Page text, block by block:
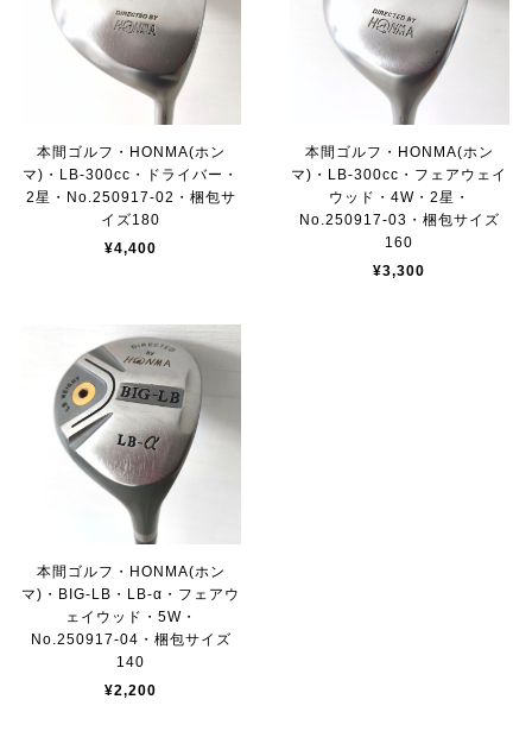
本間ゴルフ・HONMA(ホン
マ)・LB-300cc・ドライバー・
2星・No.250917-02・梱包サ
イズ180
¥4,400
本間ゴルフ・HONMA(ホン
マ)・LB-300cc・フェアウェイ
ウッド・4W・2星・
No.250917-03・梱包サイズ
160
¥3,300
本間ゴルフ・HONMA(ホン
マ)・BIG-LB・LB-α・フェアウ
ェイウッド・5W・
No.250917-04・梱包サイズ
140
¥2,200